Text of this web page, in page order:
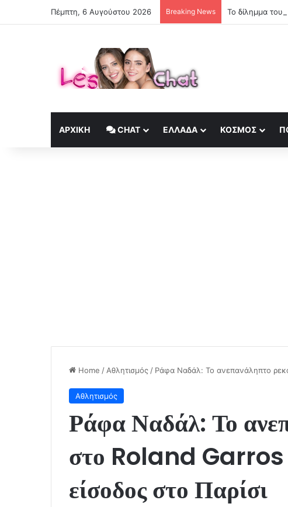
Πέμπτη, 6 Αυγούστου 2026 Breaking News
ΑΡΧΙΚΉ CHAT ΕΛΛΆΔΑ ΚΟΣΜΟΣ
Home / Αθλητισμός / Ράφα Ναδάλ: Το ανεπανάληπτο
Αθλητισμός
Ράφα Ναδάλ: Το
στο Roland Garros
είσοδος στο Παρίσι